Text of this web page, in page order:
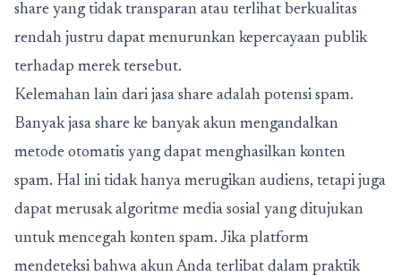
share yang tidak transparan atau terlihat berkualitas
rendah justru dapat menurunkan kepercayaan publik
terhadap merek tersebut.
Kelemahan lain dari jasa share adalah potensi spam.
Banyak jasa share ke banyak akun mengandalkan
metode otomatis yang dapat menghasilkan konten
spam. Hal ini tidak hanya merugikan audiens, tetapi juga
dapat merusak algoritme media sosial yang ditujukan
untuk mencegah konten spam. Jika platform
mendeteksi bahwa akun Anda terlibat dalam praktik